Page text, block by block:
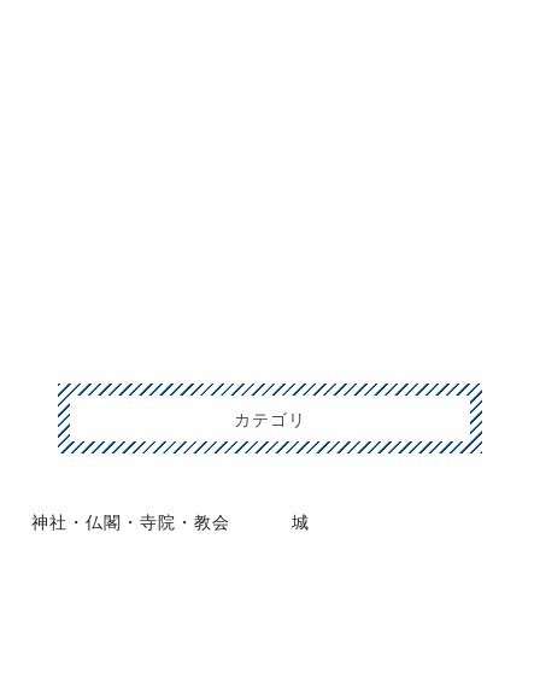
カテゴリ
神社・仏閣・寺院・教会 城